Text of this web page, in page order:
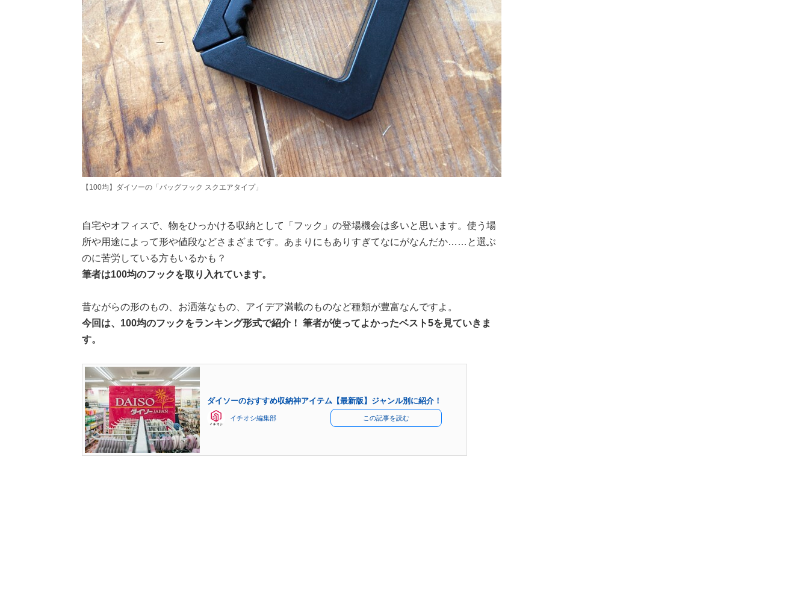
【100均】ダイソーの「バッグフック スクエアタイプ」
自宅やオフィスで、物をひっかける収納として「フック」の登場機会は多いと思います。使う場
所や用途によって形や値段などさまざまです。あまりにもありすぎてなにがなんだか……と選ぶ
のに苦労している方もいるかも？
筆者は100均のフックを取り入れています。
昔ながらの形のもの、お洒落なもの、アイデア満載のものなど種類が豊富なんですよ。
今回は、100均のフックをランキング形式で紹介！ 筆者が使ってよかったベスト5を見ていきま
す。
ダイソーのおすすめ収納神アイテム【最新版】ジャンル別に紹介！
イチオシ編集部 この記事を読む